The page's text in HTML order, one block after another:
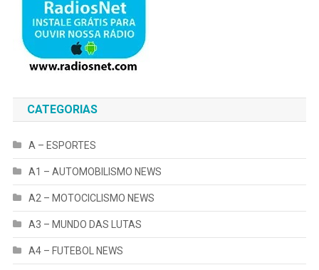
CATEGORIAS
A – ESPORTES
A1 – AUTOMOBILISMO NEWS
A2 – MOTOCICLISMO NEWS
A3 – MUNDO DAS LUTAS
A4 – FUTEBOL NEWS